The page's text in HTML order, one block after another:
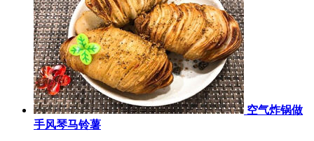
空气炸锅做
手风琴马铃薯